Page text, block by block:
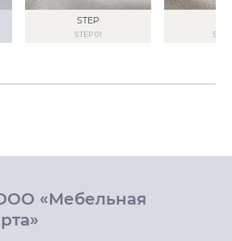
STEP
STEP 01
«Мебельная